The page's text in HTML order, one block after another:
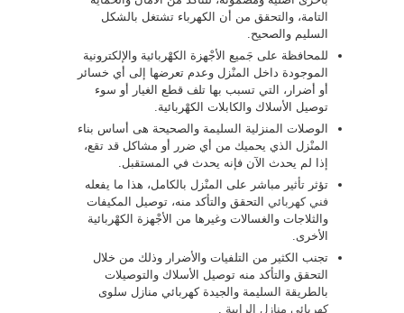
التامة، والتحقق من أن الكهرباء تشتغل بالشكل
السليم والصحيح.
للمحافظة على جَميع الأجْهزة الكهْربائية والإلكترونية
الموجودة داخل المنْزل وعدم تعرضها إلى أي خسائر
أو أضرار، التي تسبب بها تلف قطع الغيار أو سوء
توصيل الأسلاك والكابلات الكهْربائية.
الوصلات المنزلية السليمة والصحيحة هى أساس بناء
المنْزل الذي يحميك من أي ضرر أو مشاكل قد تقع،
إذا لم يحدث الآن فإنه يحدث في المستقبل.
تؤثر تأثير مباشر على المنْزل بالكامل، هذا ما يفعله
فني كهربائي التحقق والتأكد منه، توصيل المكيفات
والثلاجات والغسالات وغيرها من الأجْهزة الكهْربائية
الأخرى.
تجنب الكثير من التلفيات والأضرار وذلك من خلال
التحقق والتأكد منه توصيل الأسلاك والتوصيلات
بالطريقة السليمة والجيدة كهربائي منازل سلوى
كهربائي منازل الرابية